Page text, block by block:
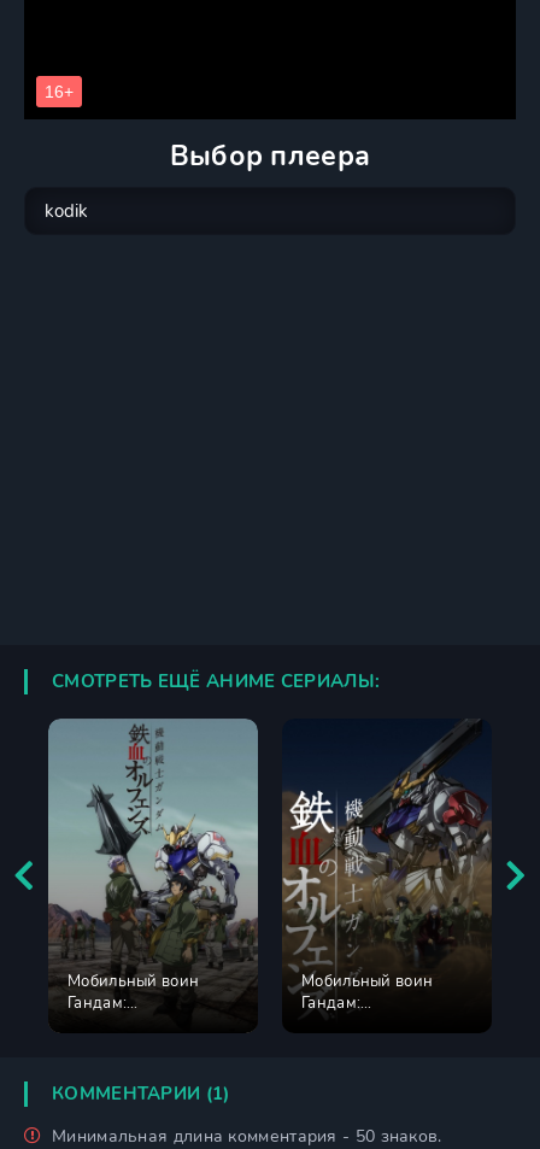
Выбор плеера
СМОТРЕТЬ ЕЩЁ АНИМЕ СЕРИАЛЫ:
Мобильный воин
Гандам:
Мобильный воин
Гандам:
КОММЕНТАРИИ (1)
Минимальная длина комментария - 50 знаков.